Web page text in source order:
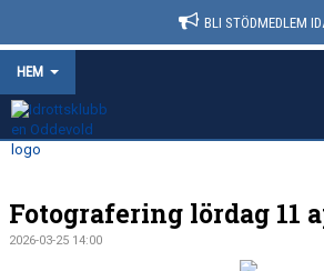
BLI STÖDMEDLEM
HEM
HEM
NYHETER
Fotografering lördag 11
2026-03-25 14:00